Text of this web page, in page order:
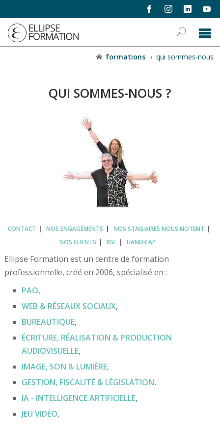
formations › qui sommes-nous
QUI SOMMES-NOUS ?
CONTACT NOS ENGAGEMENTS
NOS STAGIAIRES NOUS NOTENT
NOS CLIENTS
RSE HANDICAP
Ellipse Formation est un centre de formation
professionnelle, créé en 2006, spécialisé en :
PAO,
WEB & RÉSEAUX SOCIAUX,
BUREAUTIQUE,
ÉCRITURE, RÉALISATION & PRODUCTION
AUDIOVISUELLE,
IMAGE, SON & LUMIÈRE,
GESTION, FISCALITÉ & LÉGISLATION,
IA - INTELLIGENCE ARTIFICIELLE,
JEU VIDÉO,